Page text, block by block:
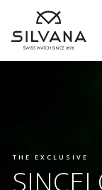
THE EXCLUSIVE